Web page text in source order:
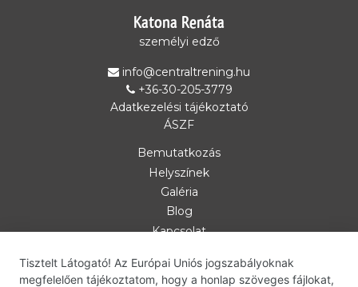
Katona Renáta
személyi edző
info@centraltrening.hu
+36-30-205-3779
Adatkezelési tájékoztató
ÁSZF
Bemutatkozás
Helyszínek
Galéria
Blog
Kapcsolat
Személyi edzés
Csoportos óra
Tisztelt Látogató! Az Európai Uniós jogszabályoknak
megfelelően tájékoztatom, hogy a honlap szöveges fájlokat,